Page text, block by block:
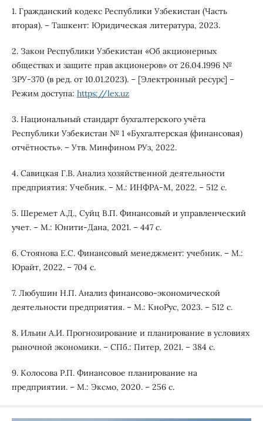
1. Гражданский кодекс Республики Узбекистан (Часть
вторая). – Ташкент: Юридическая литература, 2023.
2. Закон Республики Узбекистан «Об акционерных
обществах и защите прав акционеров» от 26.04.1996 №
ЗРУ-370 (в ред. от 10.01.2023). – [Электронный ресурс] –
Режим доступа: https://lex.uz
3. Национальный стандарт бухгалтерского учёта
Республики Узбекистан № 1 «Бухгалтерская (финансовая)
отчётность». – Утв. Минфином РУз, 2022.
4. Савицкая Г.В. Анализ хозяйственной деятельности
предприятия: Учебник. – М.: ИНФРА-М, 2022. – 512 с.
5. Шеремет А.Д., Суйц В.П. Финансовый и управленческий
учет. – М.: Юнити-Дана, 2021. – 447 с.
6. Стоянова Е.С. Финансовый менеджмент: учебник. – М.:
Юрайт, 2022. – 704 с.
7. Любушин Н.П. Анализ финансово-экономической
деятельности предприятия. – М.: КноРус, 2023. – 512 с.
8. Ильин А.И. Прогнозирование и планирование в условиях
рыночной экономики. – СПб.: Питер, 2021. – 384 с.
9. Колосова Р.П. Финансовое планирование на
предприятии. – М.: Эксмо, 2020. – 256 с.